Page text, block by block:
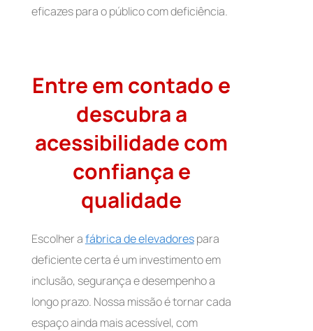
eficazes para o público com deficiência.
Entre em contado e
descubra a
acessibilidade com
confiança e
qualidade
Escolher afábrica de elevadorespara
deficiente certa é um investimento em
inclusão, segurança e desempenho a
longo prazo. Nossa missão é tornar cada
espaço ainda mais acessível, com